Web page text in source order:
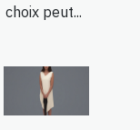
choix peut...